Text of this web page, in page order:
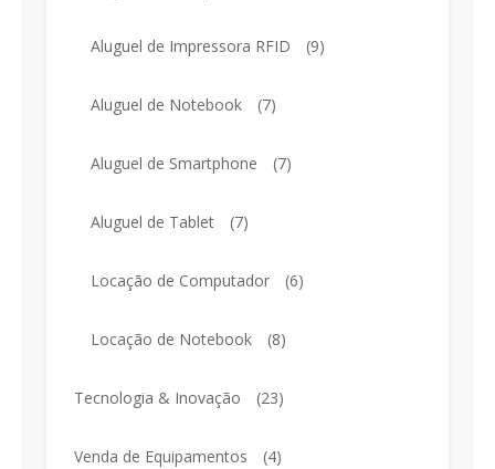
Aluguel de Impressora RFID (9)
Aluguel de Notebook (7)
Aluguel de Smartphone (7)
Aluguel de Tablet (7)
Locação de Computador (6)
Locação de Notebook (8)
Tecnologia & Inovação (23)
Venda de Equipamentos (4)